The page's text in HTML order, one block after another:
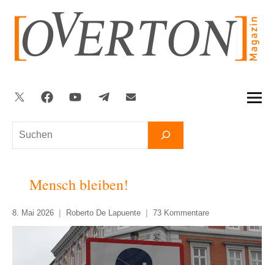
springen
Suchen
Twitter FacebookYouTubeTelegram
Mensch bleiben!
8. Mai 2026 Roberto De Lapuente 73 Kommentare